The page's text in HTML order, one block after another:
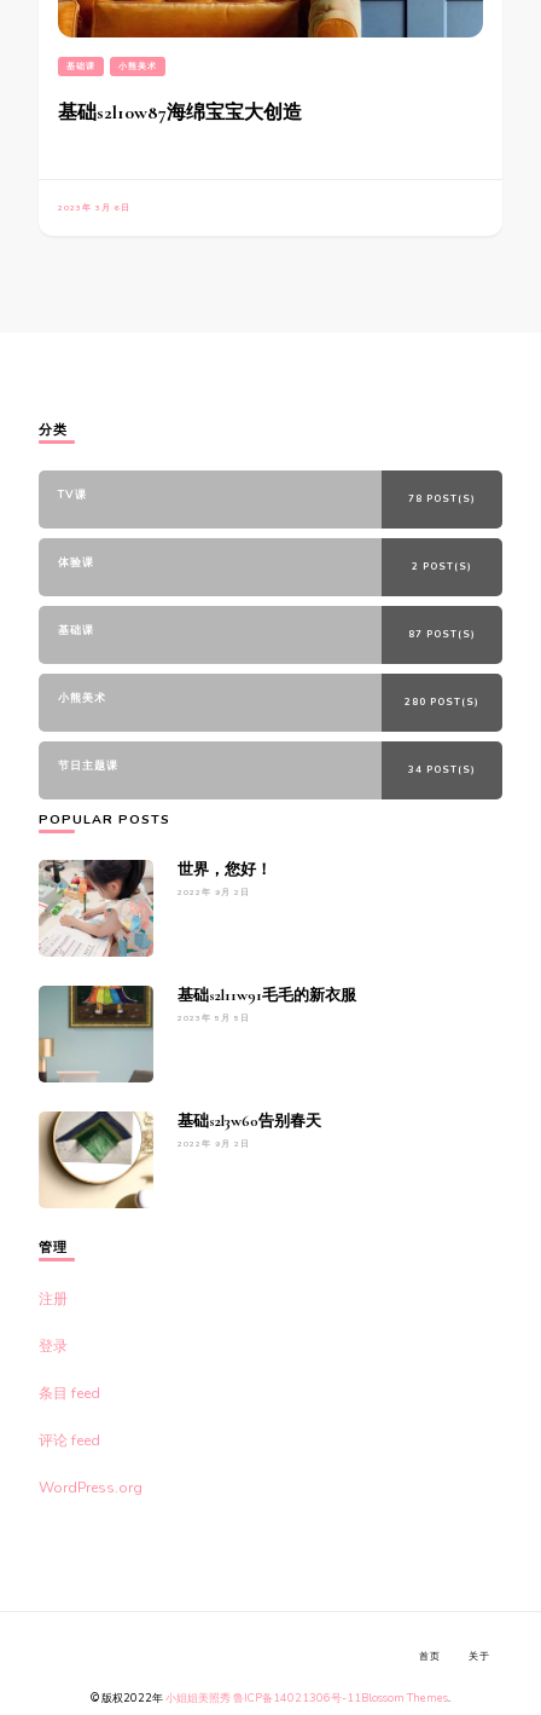
基础课 小熊美术
基础s2l10w87海绵宝宝大创造
2023年 3月 6日
分类
TV课 78 POST(S)
体验课 2 POST(S)
基础课 87 POST(S)
小熊美术 280 POST(S)
节日主题课 34 POST(S)
POPULAR POSTS
世界，您好！
2022年 9月 2日
基础s2l11w91毛毛的新衣服
2023年 5月 5日
基础s2l3w60告别春天
2022年 9月 2日
管理
注册
登录
条目 feed
评论 feed
WordPress.org
© 版权2022年小姐姐美照秀鲁ICP备14021306号-11Blossom Themes.
首页 关于